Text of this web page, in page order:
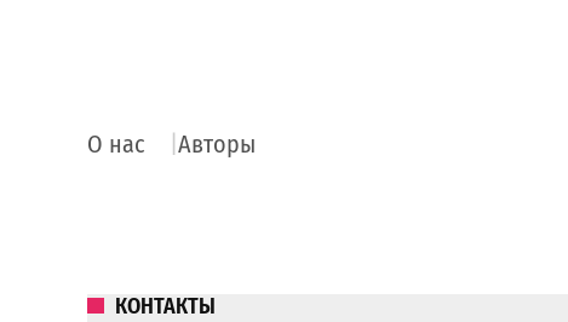
О нас Авторы
КОНТАКТЫ